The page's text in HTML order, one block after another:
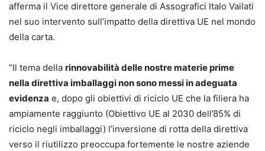
afferma il Vice direttore generale di Assografici Italo Vailati
nel suo intervento sull’impatto della direttiva UE nel mondo
della carta.
“Il tema della rinnovabilità delle nostre materie prime
nella direttiva imballaggi non sono messi in adeguata
evidenza e, dopo gli obiettivi di riciclo UE che la filiera ha
ampiamente raggiunto (Obiettivo UE al 2030 dell’85% di
riciclo negli imballaggi) l’inversione di rotta della direttiva
verso il riutilizzo preoccupa fortemente le nostre aziende